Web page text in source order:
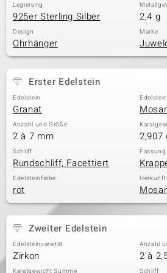
Legierung
925er Sterling Silber 2,4 g
Design
Ohrhänger
Marke
Erster Edelstein
Edelstein
Granat
Anzahl und Größe
2 à 7 mm 2,907
Schliff
Rundschliff, Facettiert
Fassung
Edelsteinfarbe
rot
Herkunft
Zweiter Edelstein
Edelsteinvarietät
Zirkon
Anzahl
2 à
Karatgewicht Summe Schliff